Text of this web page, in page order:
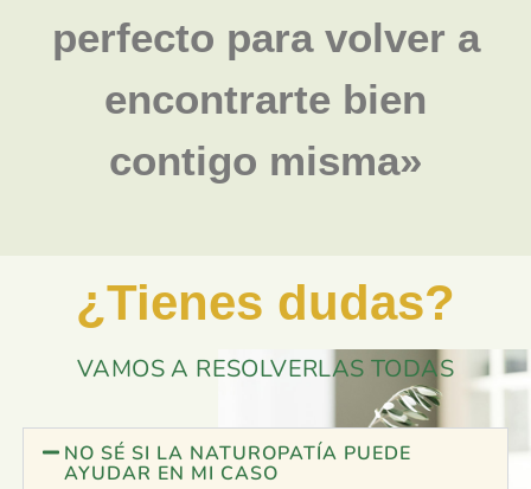
perfecto para volver a
encontrarte bien
contigo misma»
¿Tienes dudas?
VAMOS A RESOLVERLAS TODAS
NO SÉ SI LA NATUROPATÍA PUEDE
AYUDAR EN MI CASO